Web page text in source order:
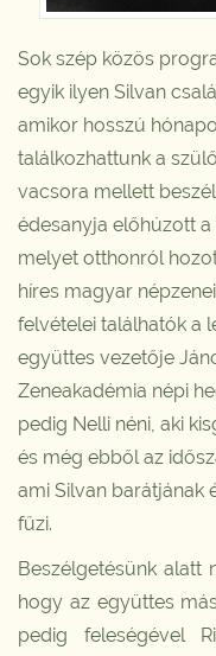
Sok szép közös
egyik ilyen Silvan
amikor hosszú
találkozhattunk a
vacsora mellett
édesanyja előhúzott
melyet otthonról
híres magyar
felvételei találhatók a
együttes vezetője
Zeneakadémia népi
pedig Nelli néni, aki
és még ebből az
ami Silvan barátjának
fűzi.
Beszélgetésünk alatt
hogy az együttes
pedig feleségével